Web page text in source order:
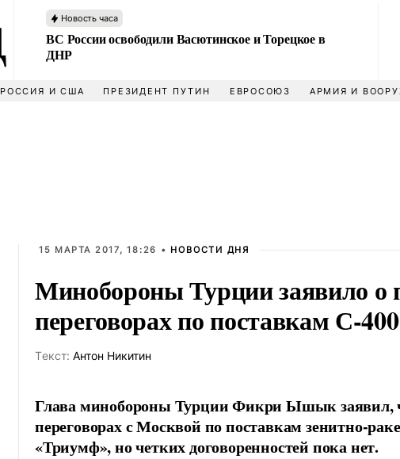
Новость часа
ВС России освободили Васютинское и Торецкое в
ДНР
РОССИЯ И США ПРЕЗИДЕНТ ПУТИН ЕВРОСОЮЗ АРМИЯ И
15 МАРТА 2017, 18:26 • НОВОСТИ ДНЯ
Минобороны Турции заявило о
переговорах по поставкам С-400
Tекст: Антон Никитин
Глава минобороны Турции Фикри Ышык заявил,
переговорах с Москвой по поставкам зенитно-
«Триумф», но четких договоренностей пока нет.